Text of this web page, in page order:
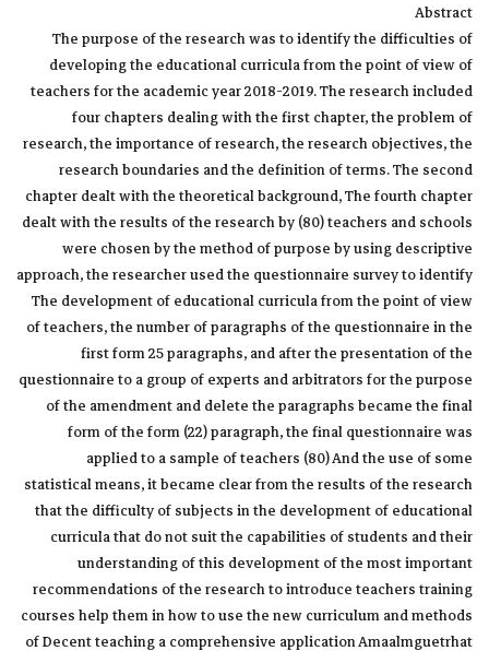
Abstract
The purpose of the research was to identify the difficulties of
developing the educational curricula from the point of view of
teachers for the academic year 2018-2019. The research included
four chapters dealing with the first chapter, the problem of
research, the importance of research, the research objectives, the
research boundaries and the definition of terms. The second
chapter dealt with the theoretical background, The fourth chapter
dealt with the results of the research by (80) teachers and schools
were chosen by the method of purpose by using descriptive
approach, the researcher used the questionnaire survey to identify
The development of educational curricula from the point of view
of teachers, the number of paragraphs of the questionnaire in the
first form 25 paragraphs, and after the presentation of the
questionnaire to a group of experts and arbitrators for the purpose
of the amendment and delete the paragraphs became the final
form of the form (22) paragraph, the final questionnaire was
applied to a sample of teachers (80) And the use of some
statistical means, it became clear from the results of the research
that the difficulty of subjects in the development of educational
curricula that do not suit the capabilities of students and their
understanding of this development of the most important
recommendations of the research to introduce teachers training
courses help them in how to use the new curriculum and methods
of Decent teaching a comprehensive application Amaalmguetrhat